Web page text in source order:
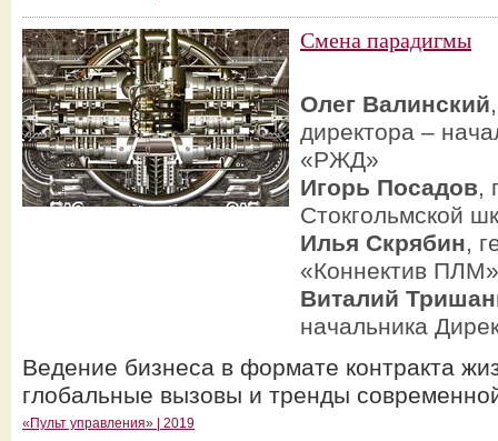
Смена парадигмы
Олег Валинский
директора –
«РЖД»
Игорь Посадов,
Стокгольмской
Илья Скрябин,
«Коннектив ПЛМ»
Виталий
начальника
Ведение бизнеса в формате контракта
глобальные вызовы и тренды
«Пульт управления» | 2019